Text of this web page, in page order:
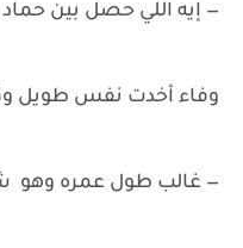
— إيه اللي حصل بين
وفاء أخدت نفس طويل
— غالب طول عمره وهو